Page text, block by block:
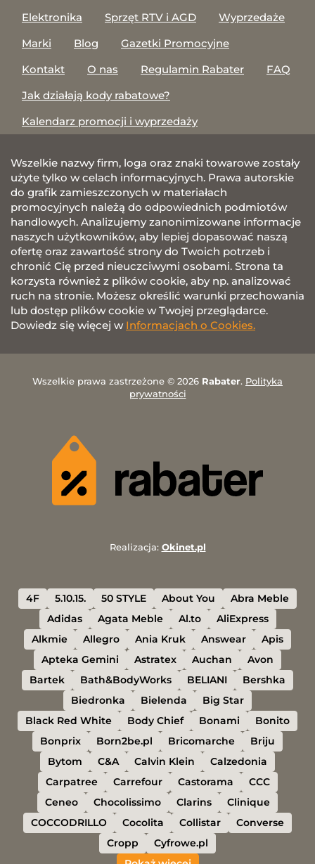
Elektronika
Sprzęt RTV i AGD
Wyprzedaże
Marki
Blog
Gazetki Promocyjne
Kontakt
O nas Regulamin Rabater
FAQ
Jak działają kody rabatowe?
Kalendarz promocji i wyprzedaży
Wszelkie nazwy firm, loga oraz znaki towarowe zostały
użyte tylko w celach informacyjnych. Prawa autorskie
do grafik zamieszczonych w materiałach
promocyjnych należą do odpowiednich podmiotów
handlowych. Analizujemy zanonimizowane informacje
naszych użytkowników, aby lepiej dopasować naszą
ofertę oraz zawartość strony do Twoich potrzeb i
chronić Cię przed nieuczciwymi osobami. Strona ta
korzysta również z plików cookie, aby np. analizować
ruch na stronie. Możesz określić warunki przechowania
lub dostęp plików cookie w Twojej przeglądarce.
Dowiedz się więcej w Informacjach o Cookies.
Wszelkie prawa zastrzeżone © 2026 Rabater. Polityka
prywatności
Realizacja: Okinet.pl
4F 5.10.15. 50 STYLE About You
Abra Meble
Adidas
Agata Meble Al.to
AliExpress
Alkmie
Allegro Ania Kruk Answear
Apis
Apteka Gemini
Astratex Auchan
Avon
Bartek
Bath&BodyWorks BELIANI
Bershka
Biedronka
Bielenda
Big Star
Black Red White
Body Chief Bonami
Bonito
Bonprix
Born2be.pl Bricomarche
Briju
Bytom
C&A Calvin Klein
Calzedonia
Carpatree
Carrefour Castorama
CCC
Ceneo
Chocolissimo Clarins
Clinique
COCCODRILLO
Cocolita Collistar
Converse
Cropp
Cyfrowe.pl